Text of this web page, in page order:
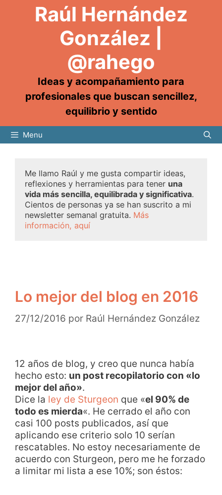
Raúl Hernández
González |
@rahego
Ideas y acompañamiento para
profesionales que buscan sencillez,
equilibrio y sentido
Menu
Me llamo Raúl y me gusta compartir ideas,
reflexiones y herramientas para tener una
vida más sencilla, equilibrada y significativa.
Cientos de personas ya se han suscrito a mi
newsletter semanal gratuita. Más
información, aquí
Lo mejor del blog en 2016
27/12/2016 por Raúl Hernández González
12 años de blog, y creo que nunca había
hecho esto: un post recopilatorio con «lo
mejor del año».
Dice la ley de Sturgeon que «el 90% de
todo es mierda«. He cerrado el año con
casi 100 posts publicados, así que
aplicando ese criterio solo 10 serían
rescatables. No estoy necesariamente de
acuerdo con Sturgeon, pero me he forzado
a limitar mi lista a ese 10%; son éstos: